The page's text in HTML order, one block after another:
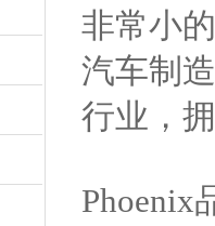
非常小
汽车制
行业，
Phoenix